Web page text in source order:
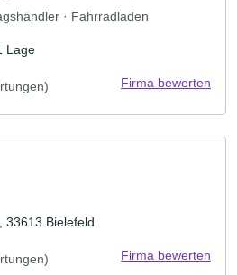
· Fahrradladen
Lage
Firma bewerten
33613 Bielefeld
Firma bewerten